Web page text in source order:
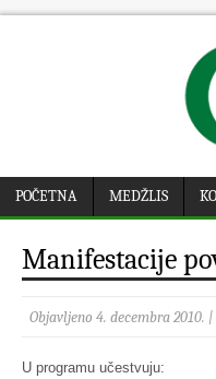
POČETNA MEDŽLIS
Manifestacije
Objavljeno 4. decembra 2010.
U programu učestvuju: